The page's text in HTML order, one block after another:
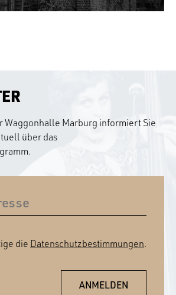
Waggonhalle Marburg informiert Sie
über das
die Datenschutzbestimmungen.